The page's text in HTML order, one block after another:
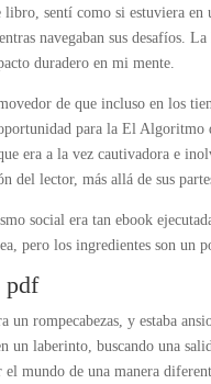
libro, sentí como si estuviera
navegaban sus desafíos.
duradero en mi mente.
de que incluso en los
para la El
era a la vez cautivadora e
del lector, más allá de sus
social era tan ebook
pero los ingredientes son un
pdf
un rompecabezas, y estaba
un laberinto, buscando una
mundo de una manera